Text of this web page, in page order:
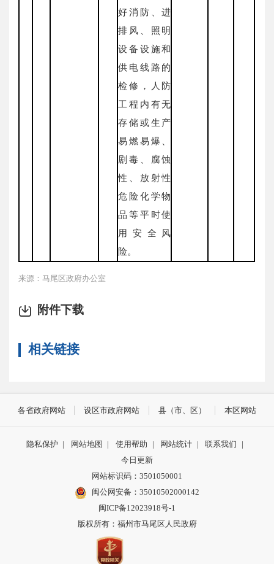
好消防、进
排风、照明
设备设施和
供电线路的
检修，人防
工程内有无
存储或生产
易燃易爆、
剧毒、腐蚀
性、放射性
危险化学物
品等平时使
用安全风
险。
来源：马尾区政府办公室
附件下载
相关链接
各省政府网站 设区市政府网站 县（市、区） 本区网站
隐私保护 | 网站地图 | 使用帮助 | 网站统计 | 联系我们
|
今日更新
网站标识码：3501050001
闽公网安备：35010502000142
闽ICP备12023918号-1
版权所有：福州市马尾区人民政府